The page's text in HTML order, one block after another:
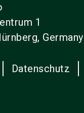
1
Germany
Datenschutz